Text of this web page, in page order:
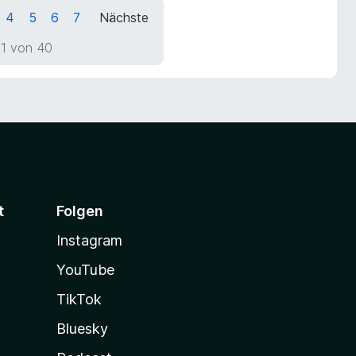
4 5 6 7
Nächste
von 40
Folgen
Instagram
YouTube
TikTok
Bluesky